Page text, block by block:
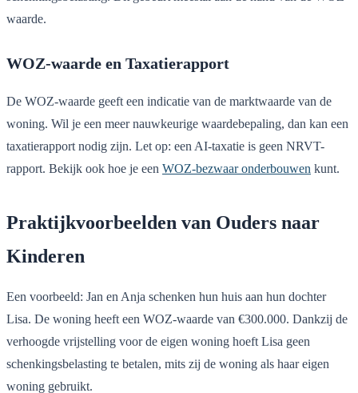
waarde.
WOZ-waarde en Taxatierapport
De WOZ-waarde geeft een indicatie van de marktwaarde van de
woning. Wil je een meer nauwkeurige waardebepaling, dan kan een
taxatierapport nodig zijn. Let op: een AI-taxatie is geen NRVT-
rapport. Bekijk ook hoe je een WOZ-bezwaar onderbouwen kunt.
Praktijkvoorbeelden van Ouders naar
Kinderen
Een voorbeeld: Jan en Anja schenken hun huis aan hun dochter
Lisa. De woning heeft een WOZ-waarde van €300.000. Dankzij de
verhoogde vrijstelling voor de eigen woning hoeft Lisa geen
schenkingsbelasting te betalen, mits zij de woning als haar eigen
woning gebruikt.